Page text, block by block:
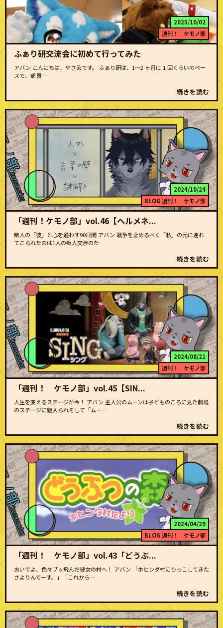
2025/10/02
週刊！ ケモノ部
ふぁり研交流会に初めて行ってみた
アバン こんにちは、やさゐです。 ふぁり研は、1〜2 ヶ月に 1 回くらいのペー
スで、部員…
続きを読む
2024/10/24
BLOG週刊！ ケモノ部
「週刊！ケモノ部」vol.46【ヘルメネ...
獣人の「彼」と心を通わす90日間 アバン 戦争を止めるべく「私」の元に連れ
てこられたのは1人の獣人交渉のた…
続きを読む
2024/08/21
週刊！ ケモノ部
「週刊！ ケモノ部」vol.45【SIN...
人生を変えるステージが今！ アバン 主人公のムーンは子どものころに見た劇場
のステージに魅入られそして「ムー…
続きを読む
2024/04/29
BLOG週刊！ ケモノ部
「週刊！ ケモノ部」vol.43「どうぶ...
おいでよ、色々ブッ飛んだ彼女の村へ！ アバン 「ホヒンダ村にひっこしてきた
さよりんでーす。」「これから…
続きを読む